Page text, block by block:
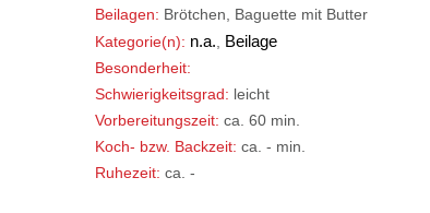
Beilagen: Brötchen, Baguette mit Butter
Kategorie(n): n.a. Beilage
Besonderheit:
Schwierigkeitsgrad: leicht
Vorbereitungszeit: ca. 60 min.
Koch- bzw. Backzeit: ca. - min.
Ruhezeit: ca. -